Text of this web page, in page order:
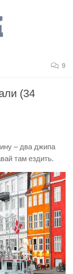
9
(34
– два джипа
там ездить.